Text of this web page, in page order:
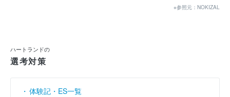
利益余剰金
売上伸び率
営業利益率 （％）
※参照元：NOKIZAL
ハートランドの
選考対策
体験記・ES一覧